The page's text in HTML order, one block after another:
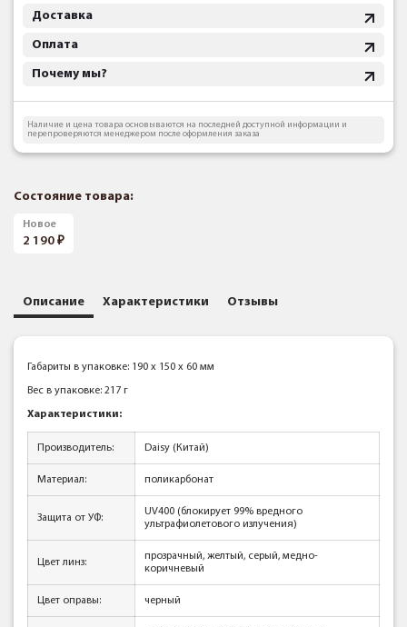
Доставка
Оплата
Почему мы?
Наличие и цена товара основываются на последней доступной информации и
перепроверяются менеджером после оформления заказа
Состояние товара:
Новое
2 190
Описание Характеристики Отзывы
Габариты в упаковке: 190 x 150 x 60 мм
Вес в упаковке: 217 г
Характеристики:
Производитель: Daisy (Китай)
Материал: поликарбонат
Защита от УФ:
UV400 (блокирует 99% вредного
ультрафиолетового излучения)
Цвет линз:
прозрачный, желтый, серый, медно-
коричневый
Цвет оправы: черный